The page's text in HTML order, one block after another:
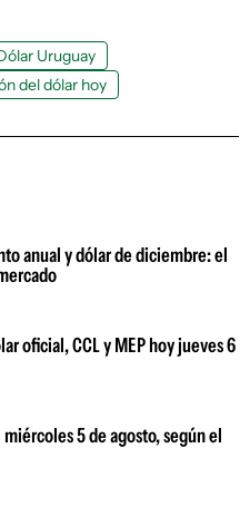
Uruguay
del dólar hoy
anual y dólar de diciembre: el
oficial, CCL y MEP hoy jueves 6
5 de agosto, según el